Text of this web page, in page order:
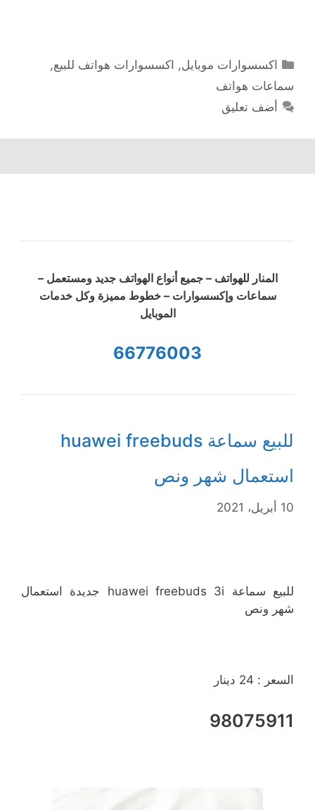
التصنيفات
اكسسوارات موبايل, اكسسوارات هواتف للبيع,
سماعات هواتف
أضف تعليق
المنار للهواتف – جميع أنواع الهواتف جديد ومستعمل –
سماعات وإكسسوارات – خطوط مميزة وكل خدمات
الموبايل
66776003
للبيع سماعة huawei freebuds
استعمال شهر ونص
10 أبريل، 2021
للبيع سماعة huawei freebuds 3i جديدة استعمال
شهر ونص
السعر : 24 دينار
98075911